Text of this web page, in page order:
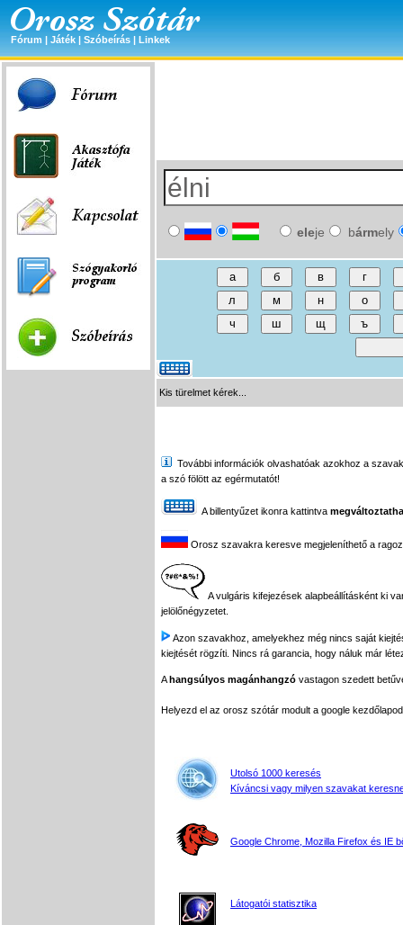
Fórum | Játék | Szóbeírás | Linkek
eleje bármely
Kis türelmet kérek...
További információk olvashatóak azokhoz a
a szó fölött az egérmutatót!
A billentyűzet ikonra kattintva
Orosz szavakra keresve megjeleníthető a
A vulgáris kifejezések alapbeállításként ki
jelölőnégyzetet.
Azon szavakhoz, amelyekhez még nincs saját
kiejtését rögzíti. Nincs rá garancia, hogy náluk már
Ahangsúlyos magánhangzó vastagon szedett
Helyezd el az orosz szótár modult a google
Utolsó 1000 keresés
Kíváncsi vagy milyen szavakat
Google Chrome, Mozilla Firefox és IE
Látogatói statisztika